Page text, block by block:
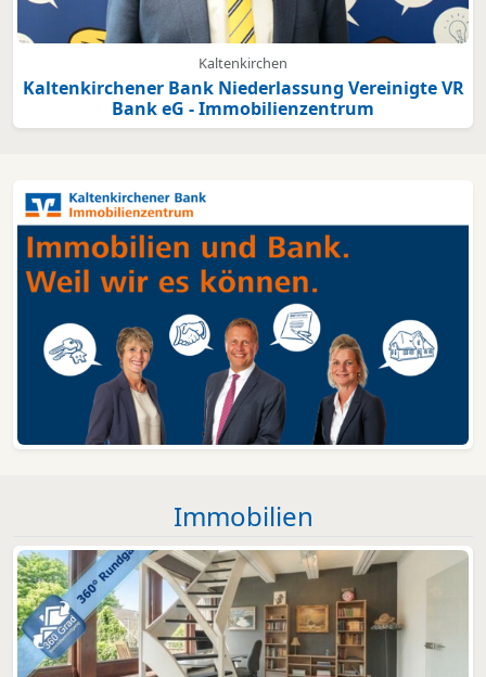
Kaltenkirchen
Kaltenkirchener Bank Niederlassung Vereinigte VR
Bank eG - Immobilienzentrum
Immobilien